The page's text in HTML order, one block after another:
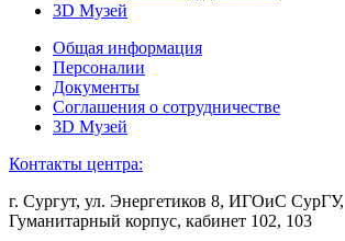
3D Музей
Общая информация
Персоналии
Документы
Соглашения о сотрудничестве
3D Музей
Контакты центра:
г. Сургут, ул. Энергетиков 8, ИГОиС СурГУ,
Гуманитарный корпус, кабинет 102, 103